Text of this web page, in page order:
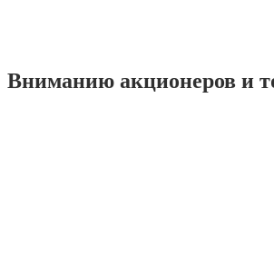
Вниманию акционеров и